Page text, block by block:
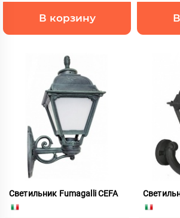
В корзину
Светильник Fumagalli CEFA